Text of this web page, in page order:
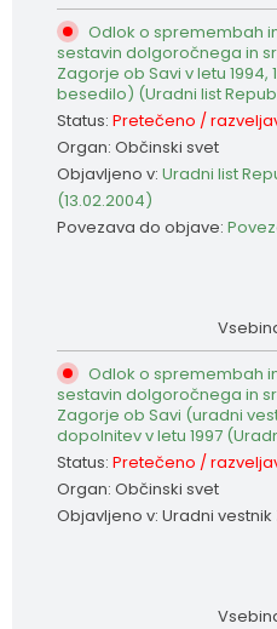
Odlok o spremembah
sestavin dolgoročnega in
Zagorje ob Savi v letu
besedilo) (Uradni list
Status: Pretečeno /
Organ: Občinski svet
Objavljeno v: Uradni list
(13.02.2004)
Povezava do objave:
Odlok o spremembah
sestavin dolgoročnega in
Zagorje ob Savi (uradni
dopolnitev v letu 1997
Status: Pretečeno /
Organ: Občinski svet
Objavljeno v: Uradni vestnik